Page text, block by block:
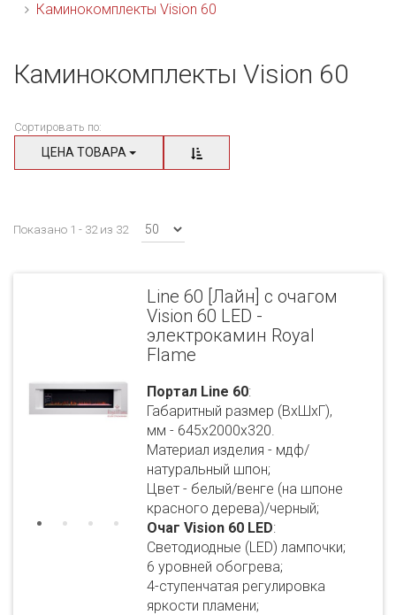
Каминокомплекты Vision 60
Каминокомплекты Vision 60
Сортировать по:
ЦЕНА ТОВАРА
Показано 1 - 32 из 32
Line 60 [Лайн] с очагом
Vision 60 LED -
электрокамин Royal
Flame
Портал Line 60:
Габаритный размер (ВхШхГ),
мм - 645х2000х320.
Материал изделия - мдф/
натуральный шпон;
Цвет - белый/венге (на шпоне
красного дерева)/черный;
Очаг Vision 60 LED:
Светодиодные (LED) лампочки;
6 уровней обогрева;
4-ступенчатая регулировка
яркости пламени;